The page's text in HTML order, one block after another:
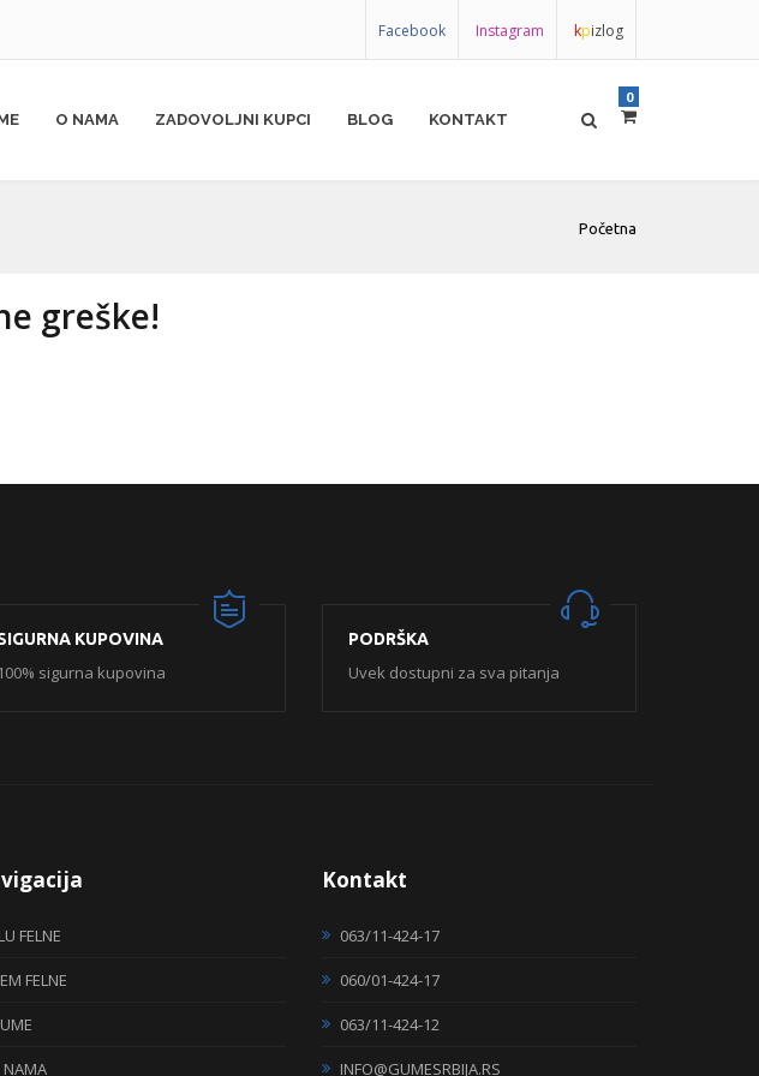
Facebook Instagram kpizlog
O NAMA ZADOVOLJNI KUPCI BLOG KONTAKT
0
Početna
greške!
KUPOVINA
100% sigurna kupovina
PODRŠKA
Uvek dostupni za sva pitanja
FELNE
FELNE
NAMA
Kontakt
063/11-424-17
060/01-424-17
063/11-424-12
INFO@GUMESRBIJA.RS